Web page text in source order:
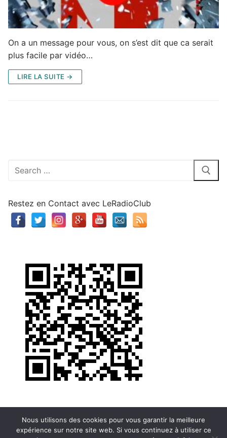
On a un message pour vous, on s’est dit que ca serait
plus facile par vidéo…
LIRE LA SUITE →
Rechercher
Restez en Contact avec LeRadioClub
Nous utilisons des cookies pour vous garantir la meilleure
expérience sur notre site web. Si vous continuez à utiliser ce